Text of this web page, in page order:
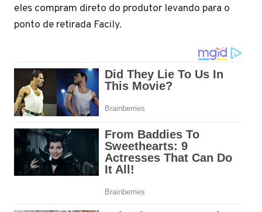
eles compram direto do produtor levando para o
ponto de retirada Facily.